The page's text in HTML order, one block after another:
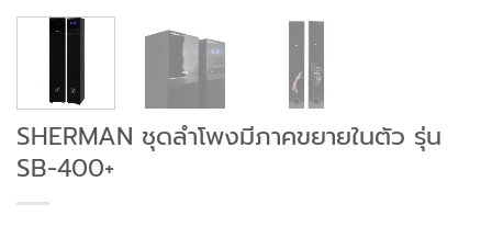
SHERMAN ชุดลำโพงมีภาคขยายในตัว รุ่น
SB-400+